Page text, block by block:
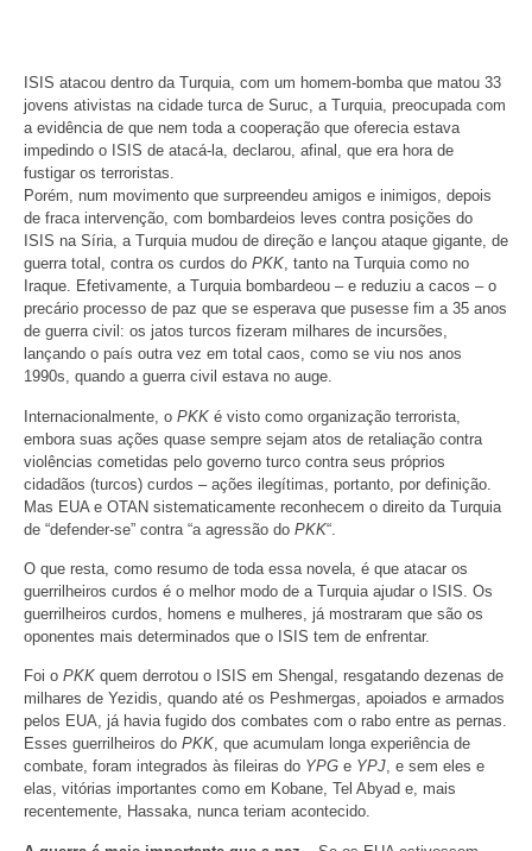
ISIS atacou dentro da Turquia, com um homem-bomba que matou 33
jovens ativistas na cidade turca de Suruc, a Turquia, preocupada com
a evidência de que nem toda a cooperação que oferecia estava
impedindo o ISIS de atacá-la, declarou, afinal, que era hora de
fustigar os terroristas.
Porém, num movimento que surpreendeu amigos e inimigos, depois
de fraca intervenção, com bombardeios leves contra posições do
ISIS na Síria, a Turquia mudou de direção e lançou ataque gigante, de
guerra total, contra os curdos do PKK, tanto na Turquia como no
Iraque. Efetivamente, a Turquia bombardeou – e reduziu a cacos – o
precário processo de paz que se esperava que pusesse fim a 35 anos
de guerra civil: os jatos turcos fizeram milhares de incursões,
lançando o país outra vez em total caos, como se viu nos anos
1990s, quando a guerra civil estava no auge.
Internacionalmente, o PKK é visto como organização terrorista,
embora suas ações quase sempre sejam atos de retaliação contra
violências cometidas pelo governo turco contra seus próprios
cidadãos (turcos) curdos – ações ilegítimas, portanto, por definição.
Mas EUA e OTAN sistematicamente reconhecem o direito da Turquia
de “defender-se” contra “a agressão do PKK“.
O que resta, como resumo de toda essa novela, é que atacar os
guerrilheiros curdos é o melhor modo de a Turquia ajudar o ISIS. Os
guerrilheiros curdos, homens e mulheres, já mostraram que são os
oponentes mais determinados que o ISIS tem de enfrentar.
Foi o PKK quem derrotou o ISIS em Shengal, resgatando dezenas de
milhares de Yezidis, quando até os Peshmergas, apoiados e armados
pelos EUA, já havia fugido dos combates com o rabo entre as pernas.
Esses guerrilheiros do PKK, que acumulam longa experiência de
combate, foram integrados às fileiras do YPG e YPJ, e sem eles e
elas, vitórias importantes como em Kobane, Tel Abyad e, mais
recentemente, Hassaka, nunca teriam acontecido.